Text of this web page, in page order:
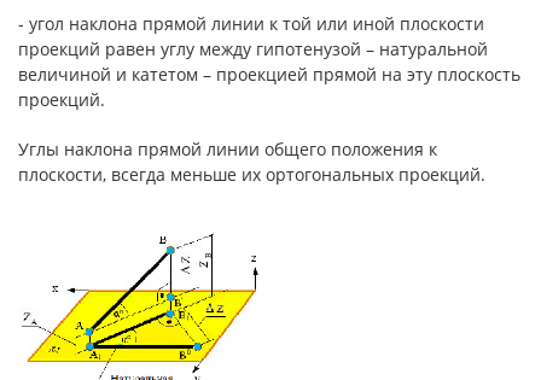
- угол наклона прямой линии к той или иной плоскости
проекций равен углу между гипотенузой – натуральной
величиной и катетом – проекцией прямой на эту плоскость
проекций.
Углы наклона прямой линии общего положения к
плоскости, всегда меньше их ортогональных проекций.